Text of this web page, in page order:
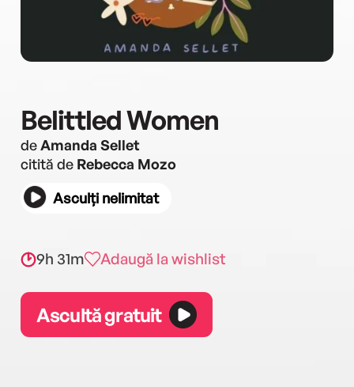
Belittled Women
deAmanda Sellet
citită de Rebecca Mozo
Asculți nelimitat
9h 31m Adaugă la wishlist
Ascultă gratuit